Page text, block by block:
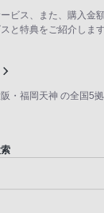
ビス、また、購入金
と特典をご紹介します
・福岡天神 の全国5